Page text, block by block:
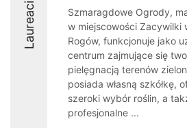
Laureaci
Szmaragdowe Ogrody,
w miejscowości Zacywilki
Rogów, funkcjonuje jako
centrum zajmujące się
pielęgnacją terenów
posiada własną szkółkę,
szeroki wybór roślin, a
profesjonalne ...